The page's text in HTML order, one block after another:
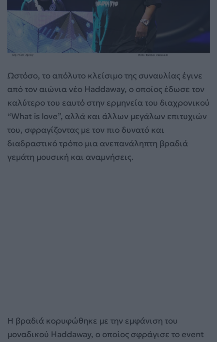
Ωστόσο, το απόλυτο κλείσιμο της συναυλίας έγινε
από τον αιώνια νέο Haddaway, ο οποίος έδωσε τον
καλύτερο του εαυτό στην ερμηνεία του διαχρονικού
“What is love”, αλλά και άλλων μεγάλων επιτυχιών
του, σφραγίζοντας με τον πιο δυνατό και
διαδραστικό τρόπο μια ανεπανάληπτη βραδιά
γεμάτη μουσική και αναμνήσεις.
Η βραδιά κορυφώθηκε με την εμφάνιση του
μοναδικού Haddaway, ο οποίος σφράγισε το event